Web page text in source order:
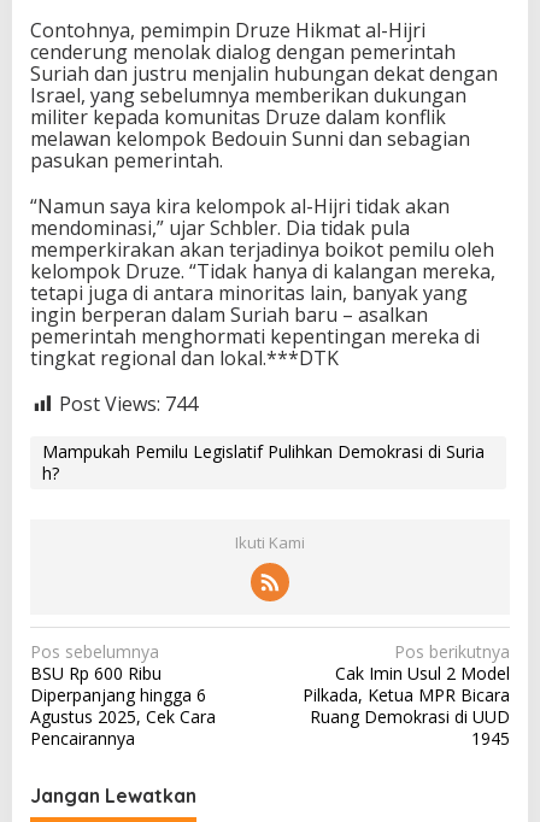
Contohnya, pemimpin Druze Hikmat al-Hijri
cenderung menolak dialog dengan pemerintah
Suriah dan justru menjalin hubungan dekat dengan
Israel, yang sebelumnya memberikan dukungan
militer kepada komunitas Druze dalam konflik
melawan kelompok Bedouin Sunni dan sebagian
pasukan pemerintah.
“Namun saya kira kelompok al-Hijri tidak akan
mendominasi,” ujar Schbler. Dia tidak pula
memperkirakan akan terjadinya boikot pemilu oleh
kelompok Druze. “Tidak hanya di kalangan mereka,
tetapi juga di antara minoritas lain, banyak yang
ingin berperan dalam Suriah baru – asalkan
pemerintah menghormati kepentingan mereka di
tingkat regional dan lokal.***DTK
Post Views: 744
Mampukah Pemilu Legislatif Pulihkan Demokrasi di Suria
h?
Ikuti Kami
N
a
v
i
g
Pos sebelumnya
BSU Rp 600 Ribu
Diperpanjang hingga 6
Agustus 2025, Cek Cara
Pencairannya
Pos berikutnya
Cak Imin Usul 2 Model
Pilkada, Ketua MPR Bicara
Ruang Demokrasi di UUD
1945
Jangan Lewatkan